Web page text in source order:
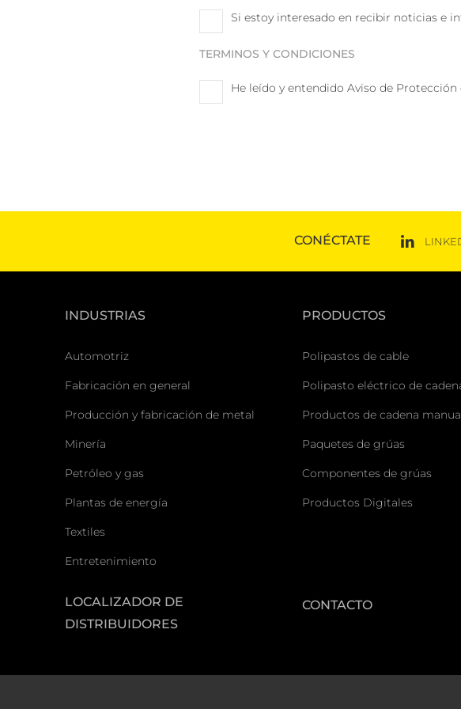
Si estoy interesado en recibir noticias e
TERMINOS Y CONDICIONES
He leído y entendido Aviso de Protección
CONÉCTATE
INDUSTRIAS
Automotriz
Fabricación en general
Producción y fabricación de metal
Minería
Petróleo y gas
Plantas de energía
Textiles
Entretenimiento
PRODUCTOS
Polipastos de cable
Polipasto eléctrico de
Productos de cadena
Paquetes de grúas
Componentes de grúas
Productos Digitales
LOCALIZADOR DE
DISTRIBUIDORES
CONTACTO